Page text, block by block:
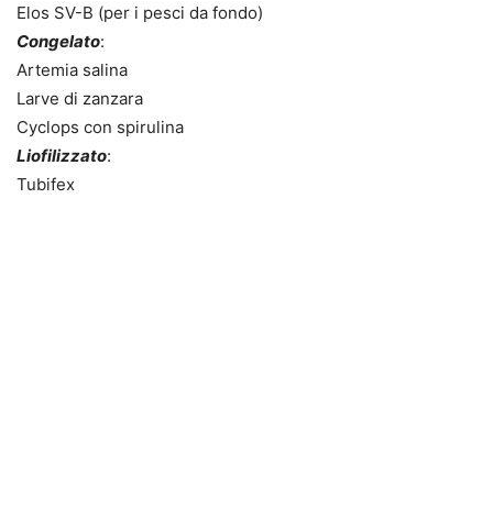
Elos SV-B (per i pesci da fondo)
Congelato:
Artemia salina
Larve di zanzara
Cyclops con spirulina
Liofilizzato:
Tubifex